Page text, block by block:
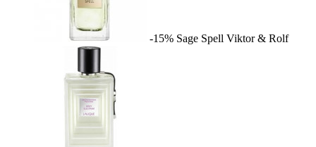
-15% Sage Spell Viktor & Rolf